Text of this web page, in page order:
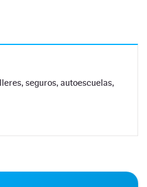
seguros, autoescuelas,